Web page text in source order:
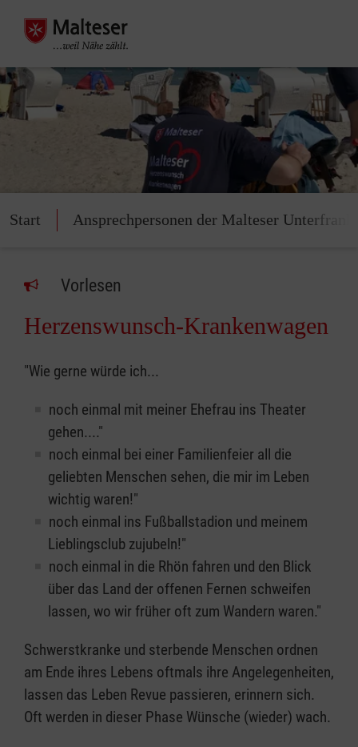
Start Ansprechpersonen der Malteser
Vorlesen
Herzenswunsch-Krankenwagen
"Wie gerne würde ich...
noch einmal mit meiner Ehefrau ins Theater
gehen...."
noch einmal bei einer Familienfeier all die
geliebten Menschen sehen, die mir im Leben
wichtig waren!"
noch einmal ins Fußballstadion und meinem
Lieblingsclub zujubeln!"
noch einmal in die Rhön fahren und den Blick
über das Land der offenen Fernen schweifen
lassen, wo wir früher oft zum Wandern waren."
Schwerstkranke und sterbende Menschen ordnen
am Ende ihres Lebens oftmals ihre Angelegenheiten,
lassen das Leben Revue passieren, erinnern sich.
Oft werden in dieser Phase Wünsche (wieder) wach.